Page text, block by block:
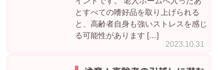
2023.10.31
とすべての嗜好品を取り上げられる
と、高齢者自身も強いストレスを感じ
る可能性があります […]